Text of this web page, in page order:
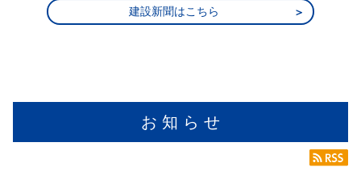
お 知 ら せ
建設新聞はこちら